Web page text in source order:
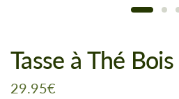
Tasse à Thé
29.95€